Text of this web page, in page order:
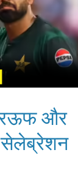
रऊफ और
सेलेब्रेशन